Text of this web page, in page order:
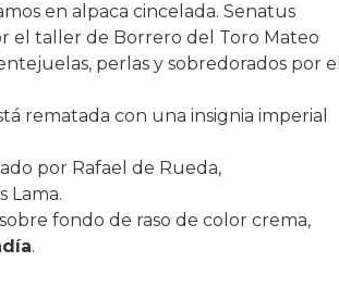
en alpaca cincelada. Senatus
el taller de Borrero del Toro Mateo
perlas y sobredorados por el
rematada con una insignia imperial
por Rafael de Rueda,
Lama.
fondo de raso de color crema,
.